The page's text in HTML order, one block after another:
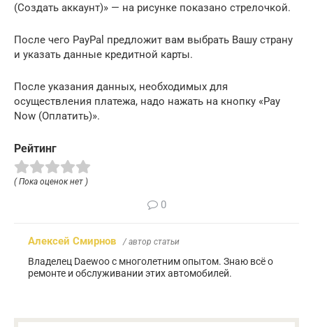
(Создать аккаунт)» — на рисунке показано стрелочкой.
После чего PayPal предложит вам выбрать Вашу страну
и указать данные кредитной карты.
После указания данных, необходимых для
осуществления платежа, надо нажать на кнопку «Pay
Now (Оплатить)».
Рейтинг
( Пока оценок нет )
0
Алексей Смирнов / автор статьи
Владелец Daewoo с многолетним опытом. Знаю всё о
ремонте и обслуживании этих автомобилей.